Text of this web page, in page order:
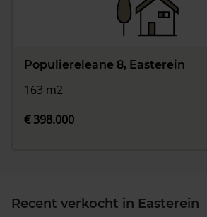
Populiereleane 8, Easterein
163 m2
€ 398.000
Recent verkocht in Easterein